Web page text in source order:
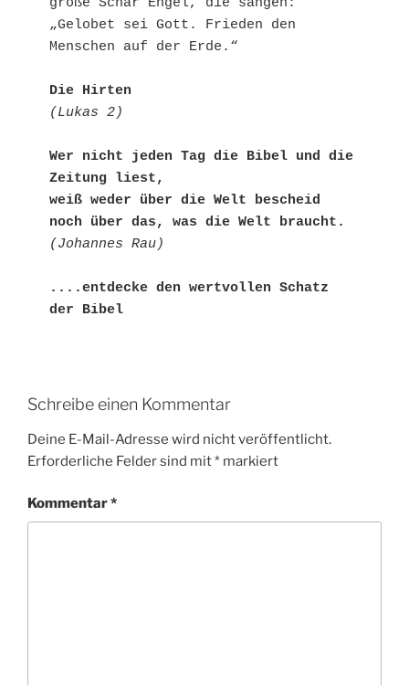
große Schar Engel, die sangen:
„Gelobet sei Gott. Frieden den
Menschen auf der Erde.“
Die Hirten
(Lukas 2)
Wer nicht jeden Tag die Bibel und die
Zeitung liest,
weiß weder über die Welt bescheid
noch über das, was die Welt braucht.
(Johannes Rau)
....entdecke den wertvollen Schatz
der Bibel
Schreibe einen Kommentar
Deine E-Mail-Adresse wird nicht veröffentlicht.
Erforderliche Felder sind mit* markiert
Kommentar*